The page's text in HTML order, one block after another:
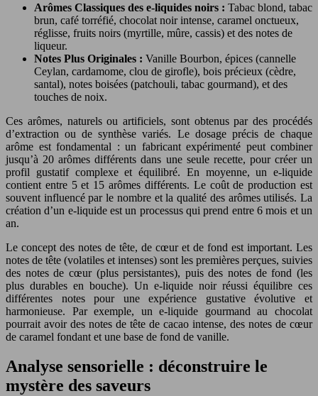
Arômes Classiques des e-liquides noirs : Tabac blond, tabac
brun, café torréfié, chocolat noir intense, caramel onctueux,
réglisse, fruits noirs (myrtille, mûre, cassis) et des notes de
liqueur.
Notes Plus Originales : Vanille Bourbon, épices (cannelle
Ceylan, cardamome, clou de girofle), bois précieux (cèdre,
santal), notes boisées (patchouli, tabac gourmand), et des
touches de noix.
Ces arômes, naturels ou artificiels, sont obtenus par des procédés
d’extraction ou de synthèse variés. Le dosage précis de chaque
arôme est fondamental : un fabricant expérimenté peut combiner
jusqu’à 20 arômes différents dans une seule recette, pour créer un
profil gustatif complexe et équilibré. En moyenne, un e-liquide
contient entre 5 et 15 arômes différents. Le coût de production est
souvent influencé par le nombre et la qualité des arômes utilisés. La
création d’un e-liquide est un processus qui prend entre 6 mois et un
an.
Le concept des notes de tête, de cœur et de fond est important. Les
notes de tête (volatiles et intenses) sont les premières perçues, suivies
des notes de cœur (plus persistantes), puis des notes de fond (les
plus durables en bouche). Un e-liquide noir réussi équilibre ces
différentes notes pour une expérience gustative évolutive et
harmonieuse. Par exemple, un e-liquide gourmand au chocolat
pourrait avoir des notes de tête de cacao intense, des notes de cœur
de caramel fondant et une base de fond de vanille.
Analyse sensorielle : déconstruire le
mystère des saveurs